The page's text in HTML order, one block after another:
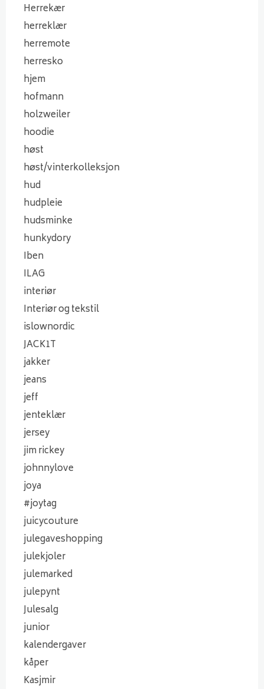
Herrekær
herreklær
herremote
herresko
hjem
hofmann
holzweiler
hoodie
høst
høst/vinterkolleksjon
hud
hudpleie
hudsminke
hunkydory
Iben
ILAG
interiør
Interiør og tekstil
islownordic
JACK1T
jakker
jeans
jeff
jenteklær
jersey
jim rickey
johnnylove
joya
#joytag
juicycouture
julegaveshopping
julekjoler
julemarked
julepynt
Julesalg
junior
kalendergaver
kåper
Kasjmir